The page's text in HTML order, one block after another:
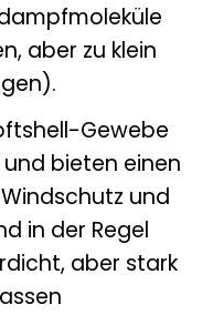
aber zu klein
Gewebe
bieten einen
und
in der Regel
aber stark